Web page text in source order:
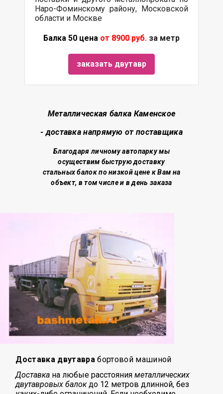
Наро-Фоминскому району, Московской
области и Москве
Балка 50 цена от 8900 руб. за метр
заказать двутавр
Металлическая балка Каменское
- доставка напрямую от поставщика
Благодаря личному автопарку мы
осуществим быструю доставку
стальных балок по низкой цене к Вам на
объект, в том числе и в день заказа
Доставка двутаврабортовой машиной
Доставка на любые расстоянияметаллических
двутавровых балокдо 12 метров длинной, без